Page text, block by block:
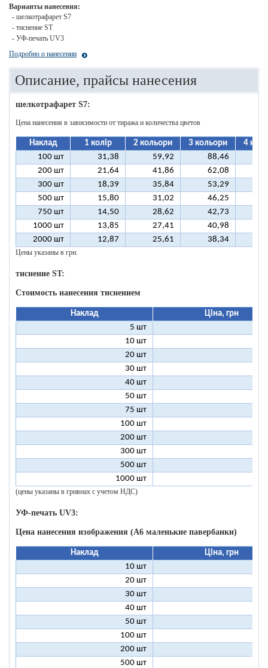
Варианты нанесения:
- шелкотрафарет S7
- тиснение ST
- УФ-печать UV3
Подробно о нанесении
Описание, прайсы нанесения
шелкотрафарет S7:
Цена нанесения в зависимости от тиража и количества цветов
Наклад 1 колір 2 кольори 3 кольори
4
100 шт
31,38 59,92 88,46
200 шт
21,64 41,86 62,08
300 шт
18,39 35,84 53,29
500 шт
15,80 31,02 46,25
750 шт
14,50 28,62 42,73
1000 шт
13,85 27,41 40,98
2000 шт
12,87 25,61 38,34
Цены указаны в грн.
тиснение ST:
Стоимость нанесения тиснением
Наклад
Ціна, грн
5 шт
10 шт
20 шт
30 шт
40 шт
50 шт
75 шт
100 шт
200 шт
300 шт
500 шт
1000 шт
(цены указаны в гривнах с учетом НДС)
УФ-печать UV3:
Цена нанесения изображения (А6 маленькие павербанки)
Наклад
Ціна, грн
10 шт
20 шт
30 шт
40 шт
50 шт
100 шт
200 шт
500 шт